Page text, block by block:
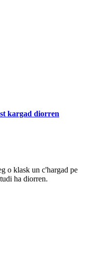
kargad diorren
o klask un c'hargad pe
ha diorren.